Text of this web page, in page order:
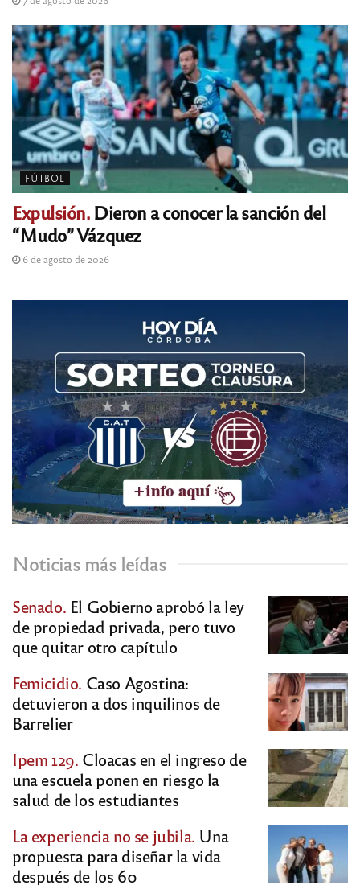
FÚTBOL
Expulsión.Dieron a conocer la sanción del
“Mudo” Vázquez
6 de agosto de 2026
Noticias más leídas
Senado. El Gobierno aprobó la ley
de propiedad privada, pero tuvo
que quitar otro capítulo
Femicidio. Caso Agostina:
detuvieron a dos inquilinos de
Barrelier
Ipem 129. Cloacas en el ingreso de
una escuela ponen en riesgo la
salud de los estudiantes
La experiencia no se jubila. Una
propuesta para diseñar la vida
después de los 60